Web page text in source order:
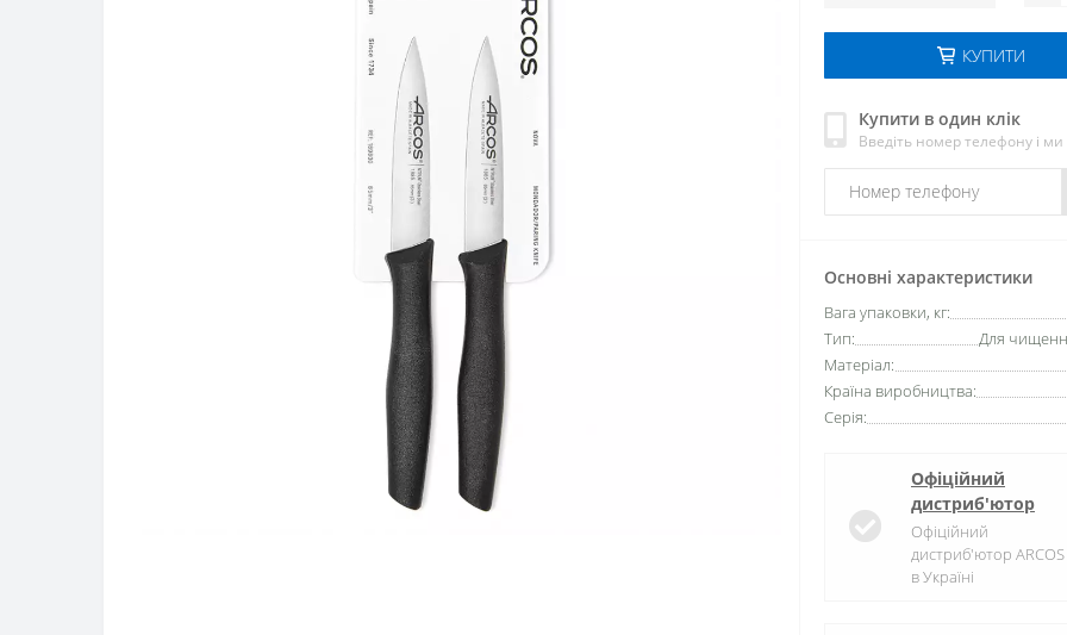
КУПИТИ
Купити в один клік
Введіть номер телефону і
Основні характеристики
Вага упаковки, кг:
Тип:
Для
Матеріал:
Країна виробництва:
Серія:
Офіційний
дистриб'ютор
Офіційний
дистриб'ютор ARCOS
в Україні